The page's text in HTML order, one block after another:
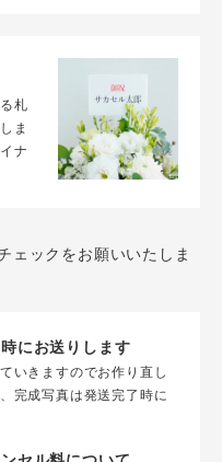
札
ま
ナ
ェックをお願いいたしま
にお送りします
いきますのでお作り直し
完成写真は発送完了時に